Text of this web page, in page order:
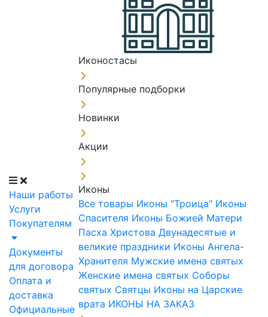
Наши работы
Услуги
Покупателям
Документы
для договора
Оплата и
доставка
Официальные
Иконостасы
Популярные подборки
Новинки
Акции
Иконы
Все товары Иконы "Троица" Иконы
Спасителя Иконы Божией Матери
Пасха Христова Двунадесятые и
великие праздники Иконы Ангела-
Хранителя Мужские имена святых
Женские имена святых Соборы
святых Святцы Иконы на Царские
врата ИКОНЫ НА ЗАКАЗ